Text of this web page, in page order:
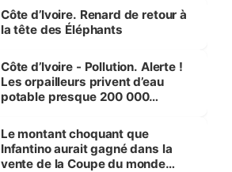
Côte d’Ivoire. Renard de retour à
la tête des Éléphants
Côte d’Ivoire - Pollution. Alerte !
Les orpailleurs privent d’eau
potable presque 200 000
Le montant choquant que
Infantino aurait gagné dans la
vente de la Coupe du monde